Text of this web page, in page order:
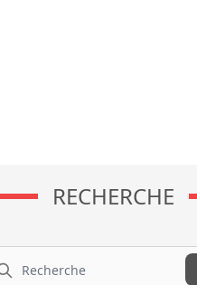
RECHERCHE